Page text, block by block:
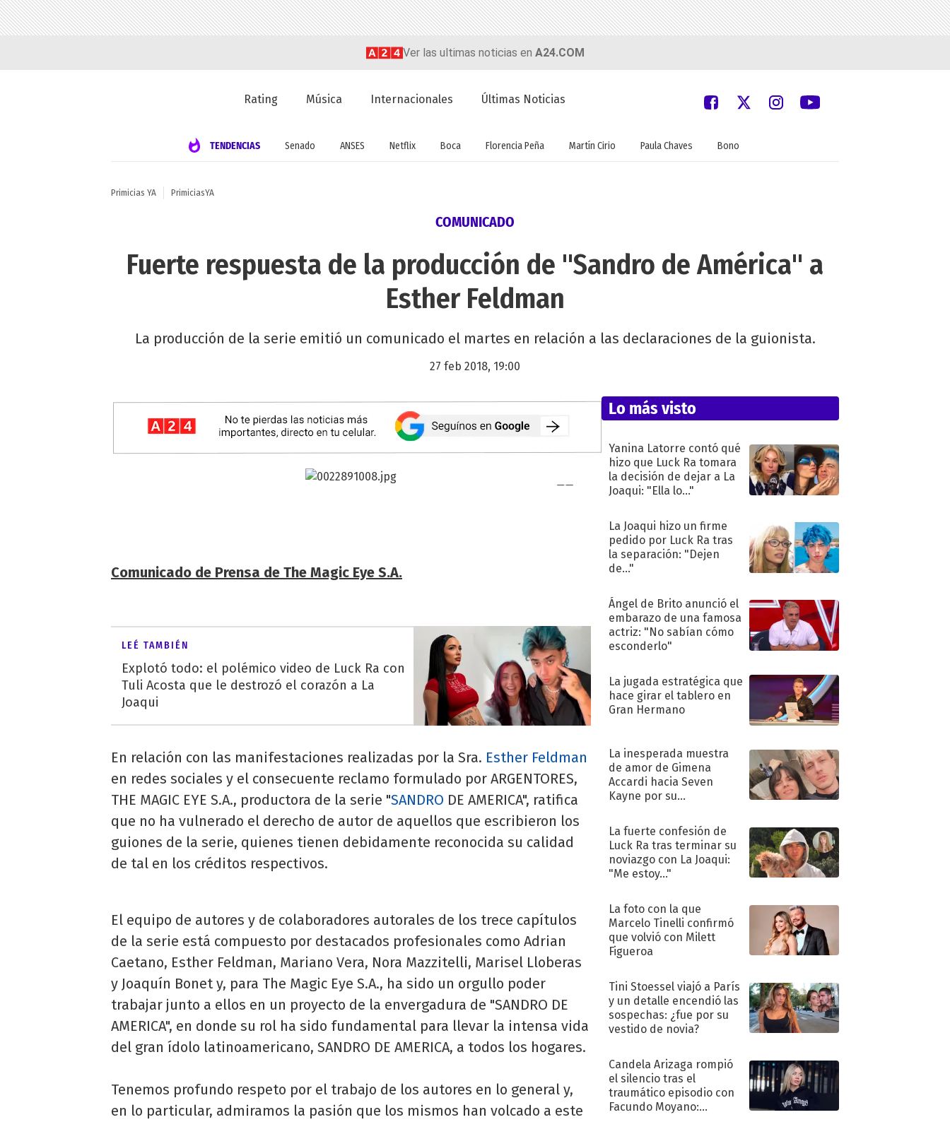
Ver las ultimas noticias en A24.COM
Rating Música Internacionales Últimas Noticias
TENDENCIAS Senado ANSES Netflix Boca Florencia Peña Martín Cirio Paula Chaves Bono
Primicias YA PrimiciasYA
COMUNICADO
Fuerte respuesta de la producción de "Sandro de América" a
Esther Feldman
La producción de la serie emitió un comunicado el martes en relación a las declaraciones de la guionista.
27 feb 2018, 19:00
Comunicado de Prensa de The Magic Eye S.A.
LEÉ TAMBIÉN
Explotó todo: el polémico video de Luck Ra con
Tuli Acosta que le destrozó el corazón a La
Joaqui
En relación con las manifestaciones realizadas por la Sra. Esther Feldman
en redes sociales y el consecuente reclamo formulado por ARGENTORES,
THE MAGIC EYE S.A., productora de la serie "SANDRO DE AMERICA", ratifica
que no ha vulnerado el derecho de autor de aquellos que escribieron los
guiones de la serie, quienes tienen debidamente reconocida su calidad
de tal en los créditos respectivos.
El equipo de autores y de colaboradores autorales de los trece capítulos
de la serie está compuesto por destacados profesionales como Adrian
Caetano, Esther Feldman, Mariano Vera, Nora Mazzitelli, Marisel Lloberas
y Joaquín Bonet y, para The Magic Eye S.A., ha sido un orgullo poder
trabajar junto a ellos en un proyecto de la envergadura de "SANDRO DE
AMERICA", en donde su rol ha sido fundamental para llevar la intensa vida
del gran ídolo latinoamericano, SANDRO DE AMERICA, a todos los hogares.
Tenemos profundo respeto por el trabajo de los autores en lo general y,
en lo particular, admiramos la pasión que los mismos han volcado a este
Lo más visto
Yanina Latorre contó qué
hizo que Luck Ra tomara
la decisión de dejar a La
Joaqui: "Ella lo..."
La Joaqui hizo un firme
pedido por Luck Ra tras
la separación: "Dejen
de..."
Ángel de Brito anunció el
embarazo de una famosa
actriz: "No sabían cómo
esconderlo"
La jugada estratégica que
hace girar el tablero en
Gran Hermano
La inesperada muestra
de amor de Gimena
Accardi hacia Seven
Kayne por su
La fuerte confesión de
Luck Ra tras terminar su
noviazgo con La Joaqui:
"Me estoy..."
La foto con la que
Marcelo Tinelli confirmó
que volvió con Milett
Figueroa
Tini Stoessel viajó a París
y un detalle encendió las
sospechas: ¿fue por su
vestido de novia?
Candela Arizaga rompió
el silencio tras el
traumático episodio con
Facundo Moyano: